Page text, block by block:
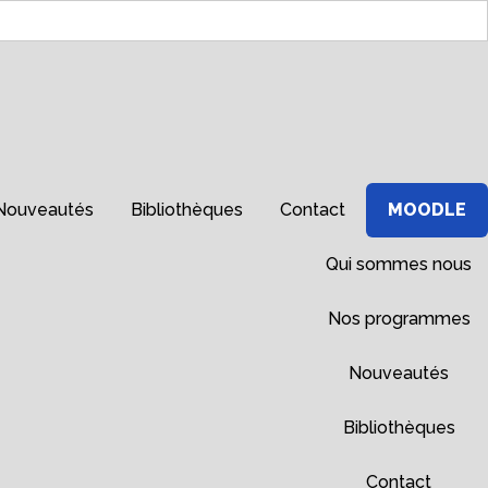
Bibliothèques Contact MOODLE
Qui sommes nous
Nos programmes
Nouveautés
Bibliothèques
Contact